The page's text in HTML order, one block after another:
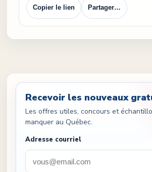
Copier le lien Partager…
Recevoir les nouveaux
Les offres utiles, concours et
manquer au Québec.
Adresse courriel